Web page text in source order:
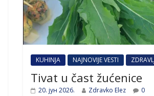
KUHINJA NAJNOVIJE VESTI
Tivat u čast žućenice
20. јун 2026. Zdravko Elez 0